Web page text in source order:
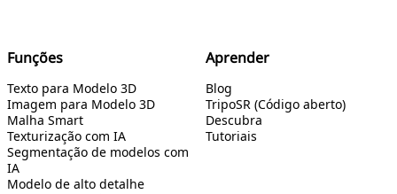
Funções
Texto para Modelo 3D
Imagem para Modelo 3D
Malha Smart
Texturização com IA
Segmentação de modelos com
IA
Modelo de alto detalhe
Aprender
Blog
TripoSR (Código aberto)
Descubra
Tutoriais